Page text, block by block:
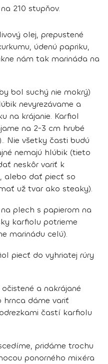
210 stupňov.
olej, prepustené
údenú papriku,
nám tak marináda na
bol suchý nie mokrý)
nevyrezávame a
na krájanie. Karfiol
na 2-3 cm hrubé
Nie všetky časti budú
nemajú hlúbik (tieto
neskôr variť k
alebo dať piecť so
už tvar ako steaky).
plech s papierom na
karfiolu potrieme
marinádu celú).
piecť do vyhriatej rúry
a nakrájané
hrnca dáme variť
častí karfiolu
pridáme trochu
ponorného mixéra